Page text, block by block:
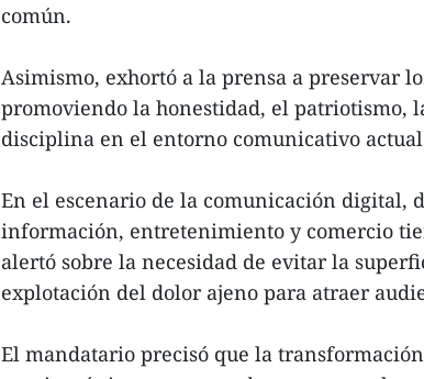
común.
Asimismo, exhortó a la prensa a preservar
promoviendo la honestidad, el patriotismo,
disciplina en el entorno comunicativo
En el escenario de la comunicación digital,
información, entretenimiento y comercio
alertó sobre la necesidad de evitar la
explotación del dolor ajeno para atraer
El mandatario precisó que la